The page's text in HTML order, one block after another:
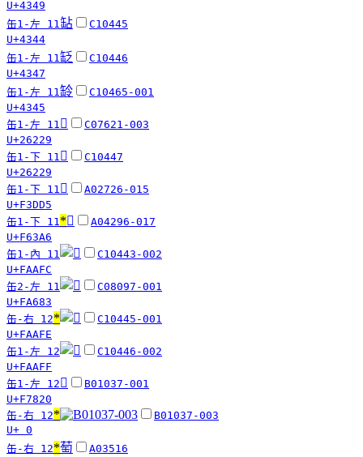
U+4349
缶1-左 11䍄
C10445
U+4344
缶1-左 11䍇
C10446
U+4347
缶1-左 11䍅
C10465-001
U+4345
缶1-左 11 𦈩
C07621-003
U+26229
缶1-下 11 𦈩
C10447
U+26229
缶1-下 11 󳷕
A02726-015
U+F3DD5
缶1-下 11*󶎦
A04296-017
U+F63A6
缶1-內 11
C10443-002
U+FAAFC
缶2-左 11
C08097-001
U+FA683
缶-右 12*
C10445-001
U+FAAFE
缶1-左 12
C10446-002
U+FAAFF
缶1-左 12 󷠠
B01037-001
U+F7820
缶-右 12*
B01037-003
U+ 0
缶-右 12*萄
A03516